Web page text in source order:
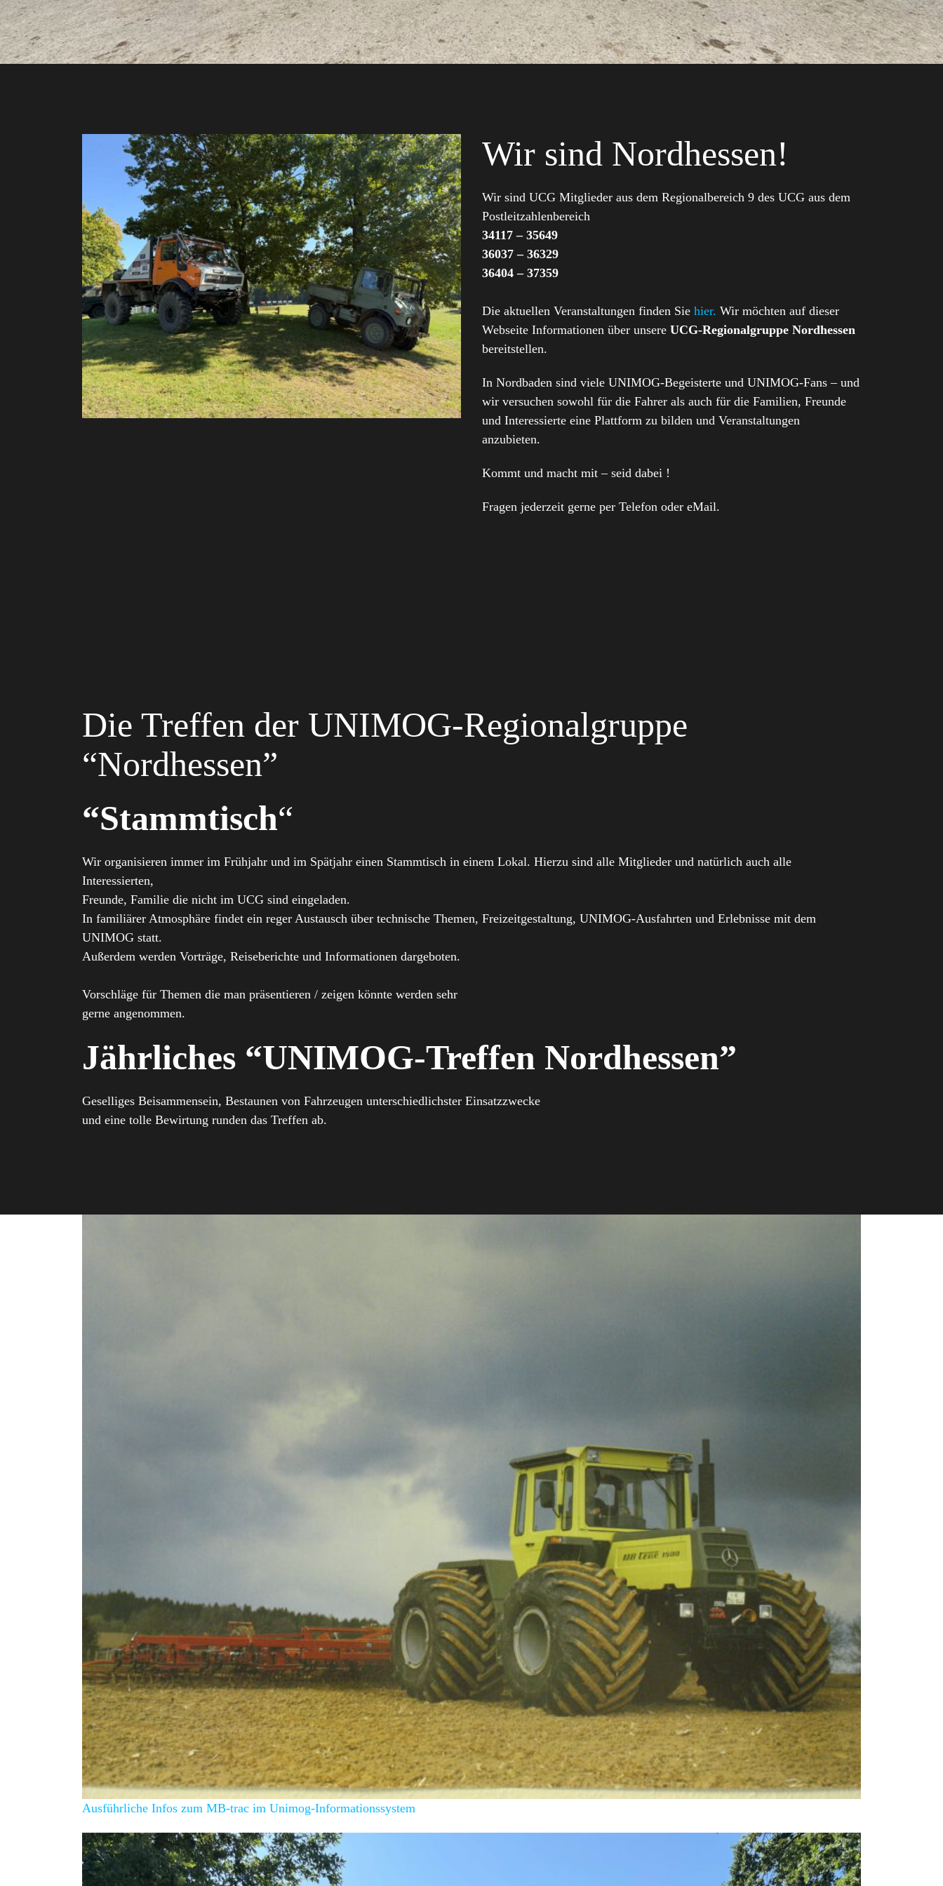
Wir sind Nordhessen!
Wir sind UCG Mitglieder aus dem Regionalbereich 9 des UCG aus dem
Postleitzahlenbereich
34117 – 35649
36037 – 36329
36404 – 37359
Die aktuellen Veranstaltungen finden Sie hier. Wir möchten auf dieser
Webseite Informationen über unsere UCG-Regionalgruppe Nordhessen
bereitstellen.
In Nordbaden sind viele UNIMOG-Begeisterte und UNIMOG-Fans – und
wir versuchen sowohl für die Fahrer als auch für die Familien, Freunde
und Interessierte eine Plattform zu bilden und Veranstaltungen
anzubieten.
Kommt und macht mit – seid dabei !
Fragen jederzeit gerne per Telefon oder eMail.
Die Treffen der UNIMOG-Regionalgruppe
“Nordhessen”
“Stammtisch“
Wir organisieren immer im Frühjahr und im Spätjahr einen Stammtisch in einem Lokal. Hierzu sind alle Mitglieder und natürlich auch alle
Interessierten,
Freunde, Familie die nicht im UCG sind eingeladen.
In familiärer Atmosphäre findet ein reger Austausch über technische Themen, Freizeitgestaltung, UNIMOG-Ausfahrten und Erlebnisse mit dem
UNIMOG statt.
Außerdem werden Vorträge, Reiseberichte und Informationen dargeboten.
Vorschläge für Themen die man präsentieren / zeigen könnte werden sehr
gerne angenommen.
Jährliches “UNIMOG-Treffen Nordhessen”
Geselliges Beisammensein, Bestaunen von Fahrzeugen unterschiedlichster Einsatzzwecke
und eine tolle Bewirtung runden das Treffen ab.
Ausführliche Infos zum MB-trac im Unimog-Informationssystem